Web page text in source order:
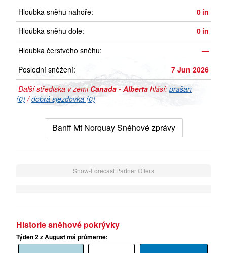
Hloubka sněhu nahoře: 0 in
Hloubka sněhu dole:
0 in
Hloubka čerstvého sněhu:
—
Poslední sněžení:
7 Jun 2026
Další střediska v zemi Canada - Alberta hlásí: prašan
(0) /dobrá sjezdovka (0)
Banff Mt Norquay Sněhové zprávy
Snow-Forecast Partner Offers
Historie sněhové pokrývky
Týden 2 z August má průměrně: